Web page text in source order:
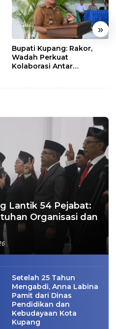
»
Bupati Kupang: Rakor,
Wadah Perkuat
Kolaborasi Antar
Lantik 54 Pejabat:
Organisasi dan
Setelah 25 Tahun
Mengabdi, Anna Labina
Pamit dari Dinas
Pendidikan dan
Kebudayaan Kota
Kupang